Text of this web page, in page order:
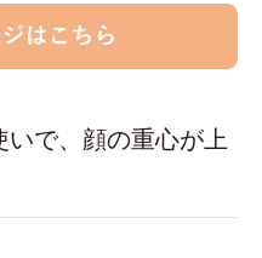
で、顔の重心が上